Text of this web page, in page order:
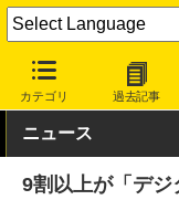
カテゴリ 過去記事
INTERNET Watch ト
ニュース
9割以上が「デ